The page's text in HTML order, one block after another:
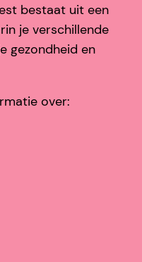
bestaat uit een
je verschillende
gezondheid en
over: